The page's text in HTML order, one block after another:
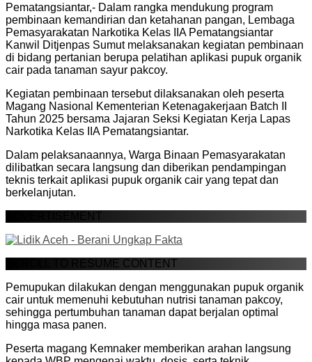
Pematangsiantar,- Dalam rangka mendukung program
pembinaan kemandirian dan ketahanan pangan, Lembaga
Pemasyarakatan Narkotika Kelas IIA Pematangsiantar
Kanwil Ditjenpas Sumut melaksanakan kegiatan pembinaan
di bidang pertanian berupa pelatihan aplikasi pupuk organik
cair pada tanaman sayur pakcoy.
Kegiatan pembinaan tersebut dilaksanakan oleh peserta
Magang Nasional Kementerian Ketenagakerjaan Batch II
Tahun 2025 bersama Jajaran Seksi Kegiatan Kerja Lapas
Narkotika Kelas IIA Pematangsiantar.
Dalam pelaksanaannya, Warga Binaan Pemasyarakatan
dilibatkan secara langsung dan diberikan pendampingan
teknis terkait aplikasi pupuk organik cair yang tepat dan
berkelanjutan.
ADVERTISEMENT
SCROLL TO RESUME CONTENT
Pemupukan dilakukan dengan menggunakan pupuk organik
cair untuk memenuhi kebutuhan nutrisi tanaman pakcoy,
sehingga pertumbuhan tanaman dapat berjalan optimal
hingga masa panen.
Peserta magang Kemnaker memberikan arahan langsung